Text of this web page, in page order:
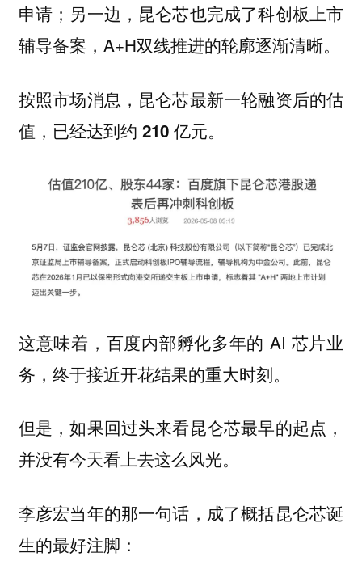
申请；另一边，昆仑芯也完成了科创板上市
辅导备案，A+H双线推进的轮廓逐渐清晰。
按照市场消息，昆仑芯最新一轮融资后的估
值， 已经达到约 210 亿元。
这意味着，百度内部孵化多年的 AI 芯片业
务，终于接近开花结果的重大时刻。
但是，如果回过头来看昆仑芯最早的起点，
并没有今天看上去这么风光。
李彦宏当年的那一句话，成了概括昆仑芯诞
生的最好注脚：